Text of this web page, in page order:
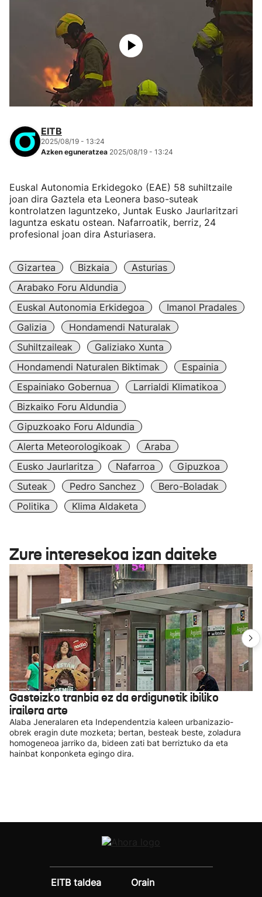
EITB
2025/08/19 - 13:24
Azken eguneratzea 2025/08/19 - 13:24
Euskal Autonomia Erkidegoko (EAE) 58 suhiltzaile
joan dira Gaztela eta Leonera baso-suteak
kontrolatzen laguntzeko, Juntak Eusko Jaurlaritzari
laguntza eskatu ostean. Nafarroatik, berriz, 24
profesional joan dira Asturiasera.
Gizartea Bizkaia
Asturias
Arabako Foru Aldundia
Euskal Autonomia Erkidegoa
Imanol Pradales
Galizia
Hondamendi Naturalak
Suhiltzaileak
Galiziako Xunta
Hondamendi Naturalen Biktimak
Espainia
Espainiako Gobernua
Larrialdi Klimatikoa
Bizkaiko Foru Aldundia
Gipuzkoako Foru Aldundia
Alerta Meteorologikoak
Araba
Eusko Jaurlaritza
Nafarroa
Gipuzkoa
Suteak
Pedro Sanchez
Bero-Boladak
Politika
Klima Aldaketa
Zure interesekoa izan daiteke
Gasteizko tranbia ez da erdigunetik ibiliko
irailera arte
Alaba Jeneralaren eta Independentzia kaleen urbanizazio-
obrek eragin dute mozketa; bertan, besteak beste, zoladura
homogeneoa jarriko da, bideen zati bat berriztuko da eta
hainbat konponketa egingo dira.
EITB taldea
Orain